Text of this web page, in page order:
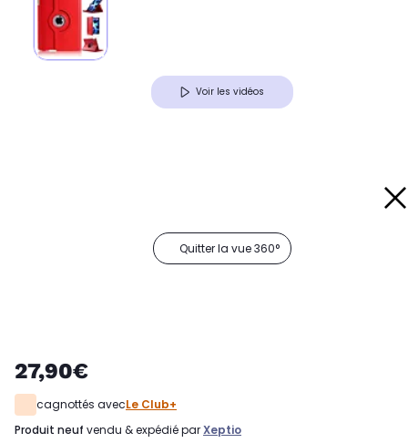
Voir les vidéos
Quitter la vue 360°
27,90€
cagnottés avecLe Club+
produit neuf vendu & expédié parXeptio